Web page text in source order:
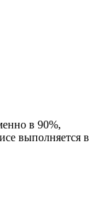
в 90%,
выполняется в